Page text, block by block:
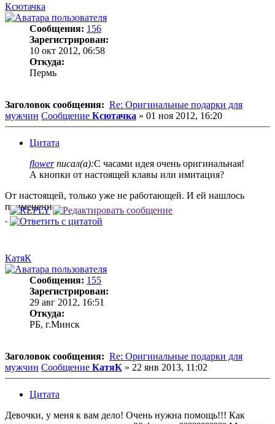
Ксютачка
Сообщения: 156
Зарегистрирован:
10 окт 2012, 06:58
Откуда:
Пермь
Заголовок сообщения: Re: Оригинальные подарки для
мужчин Сообщение Ксютачка » 01 ноя 2012, 16:20
Цитата
flowerписал(а):С часами идея очень оригинальная!
А кнопки от настоящей клавы или имитация?
От настоящей, только уже не работающей. И ей нашлось
применение.
КатяК
Сообщения: 155
Зарегистрирован:
29 авг 2012, 16:51
Откуда:
РБ, г.Минск
Заголовок сообщения: Re: Оригинальные подарки для
мужчин Сообщение КатяК » 22 янв 2013, 11:02
Цитата
Девочки, у меня к вам дело! Очень нужна помощь!!! Как